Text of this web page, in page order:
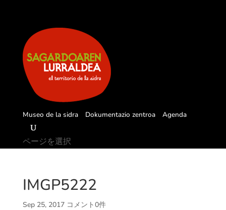
Museo de la sidra Dokumentazio zentroa Agenda
ページを選択
IMGP5222
Sep 25, 2017 コメント0件